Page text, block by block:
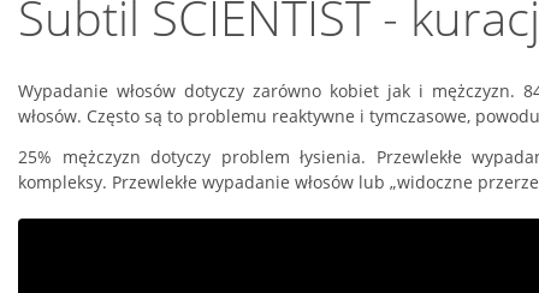
Subtil SCIENTIST -
Wypadanie włosów dotyczy zarówno kobiet jak i mężczyzn.
włosów. Często są to problemu reaktywne i tymczasowe,
25% mężczyzn dotyczy problem łysienia. Przewlekłe
kompleksy. Przewlekłe wypadanie włosów lub „widoczne